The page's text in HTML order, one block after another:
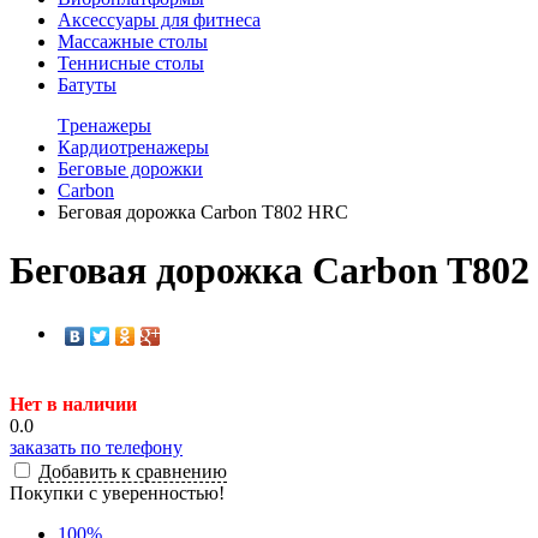
Аксессуары для фитнеса
Массажные столы
Теннисные столы
Батуты
Tренажеры
Кардиотренажеры
Беговые дорожки
Carbon
Беговая дорожка Carbon T802 HRC
Беговая дорожка Carbon
Нет в наличии
0.0
заказать по телефону
Добавить к сравнению
Покупки с уверенностью!
100%